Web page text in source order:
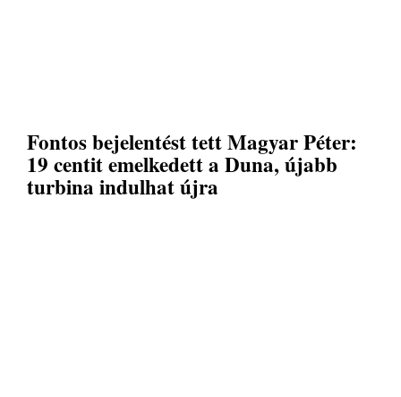
Fontos bejelentést tett Magyar Péter:
19 centit emelkedett a Duna, újabb
turbina indulhat újra